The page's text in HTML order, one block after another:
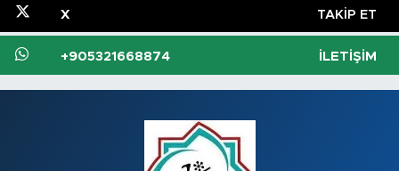
X TAKIP ET
+905321668874 İLETIŞIM